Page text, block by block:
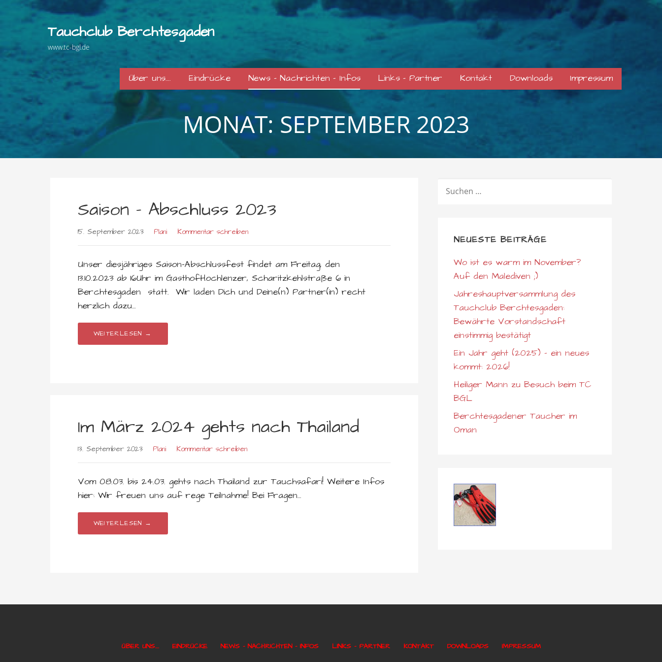
Tauchclub Berchtesgaden
www.tc-bgl.de
Über uns…. Eindrücke News – Nachrichten – Infos Links – Partner Kontakt Downloads Impressum
MONAT: SEPTEMBER 2023
Saison – Abschluss 2023
15. September 2023 Plani Kommentar schreiben
Unser diesjähriges Saison-Abschlussfest findet am Freitag, den
13.10.2023 ab 16Uhr im GasthofHochlenzer, Scharitzkehlstraße 6 in
Berchtesgaden statt. Wir laden Dich und Deine(n) Partner(in) recht
herzlich dazu…
WEITERLESEN →
Im März 2024 gehts nach Thailand
13. September 2023 Plani Kommentar schreiben
Vom 08.03. bis 24.03. gehts nach Thailand zur Tauchsafari! Weitere Infos
hier: Wir freuen uns auf rege Teilnahme! Bei Fragen…
WEITERLESEN →
NACH:
NEUESTE BEITRÄGE
Wo ist es warm im November?
Auf den Malediven ;)
Jahreshauptversammlung des
Tauchclub Berchtesgaden:
Bewährte Vorstandschaft
einstimmig bestätigt
Ein Jahr geht (2025) – ein neues
kommt: 2026!
Heiliger Mann zu Besuch beim TC
BGL
Berchtesgadener Taucher im
Oman
ÜBER UNS…. EINDRÜCKE NEWS – NACHRICHTEN – INFOS LINKS – PARTNER KONTAKT DOWNLOADS IMPRESSUM